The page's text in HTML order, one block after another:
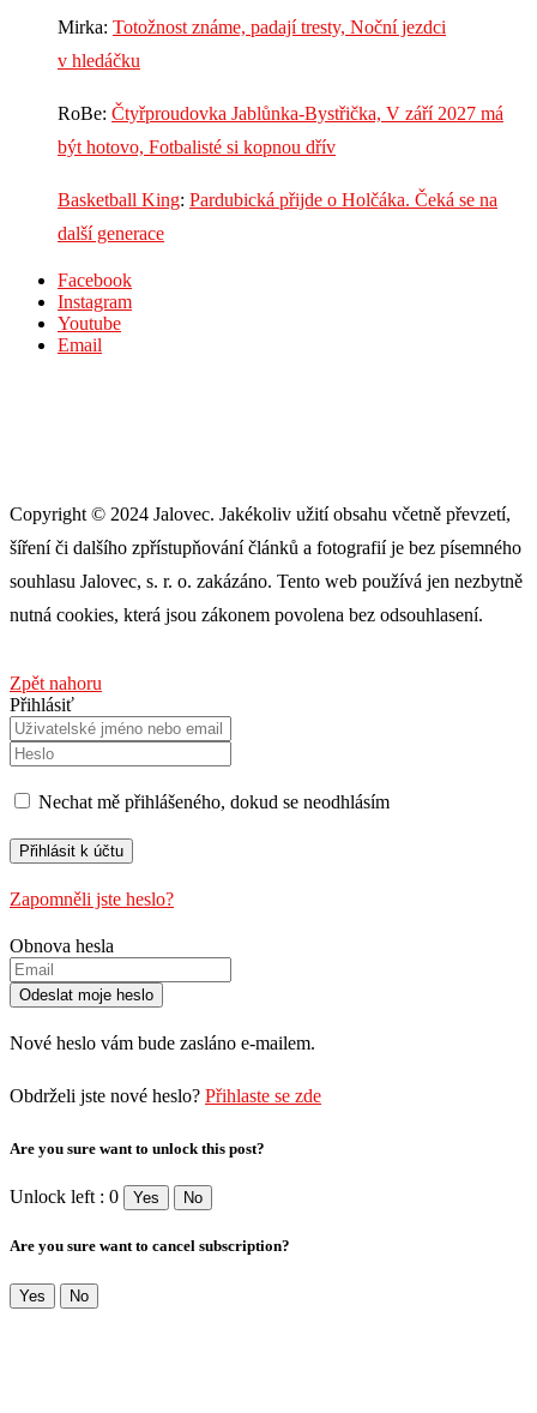
Mirka: Totožnost známe, padají tresty, Noční jezdci
v hledáčku
RoBe: Čtyřproudovka Jablůnka-Bystřička, V září 2027 má
být hotovo, Fotbalisté si kopnou dřív
Basketball King: Pardubická přijde o Holčáka. Čeká se na
další generace
Facebook
Instagram
Youtube
Email
Copyright © 2024 Jalovec. Jakékoliv užití obsahu včetně převzetí,
šíření či dalšího zpřístupňování článků a fotografií je bez písemného
souhlasu Jalovec, s. r. o. zakázáno. Tento web používá jen nezbytně
nutná cookies, která jsou zákonem povolena bez odsouhlasení.
Zpět nahoru
Přihlásiť
Nechat mě přihlášeného, ​​dokud se neodhlásím
Zapomněli jste heslo?
Obnova hesla
Nové heslo vám bude zasláno e-mailem.
Obdrželi jste nové heslo? Přihlaste se zde
Are you sure want to unlock this post?
Unlock left : 0 Yes No
Are you sure want to cancel subscription?
Yes No